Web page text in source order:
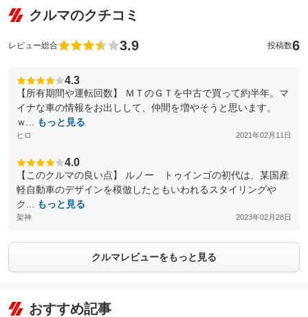
クルマのクチコミ
レビュー総合 3.9 投稿数6
4.3
【所有期間や運転回数】 ＭＴのＧＴを中古で買って約半年。マ
イナな車の情報をお出しして、仲間を増やそうと思います。
ｗ...
もっと見る
ヒロ 2021年02月11日
4.0
【このクルマの良い点】 ルノー トゥインゴの初代は、某国産
軽自動車のデザインを模倣したともいわれるスタイリングや
ク...
もっと見る
架神 2023年02月28日
クルマレビューをもっと見る
おすすめ記事